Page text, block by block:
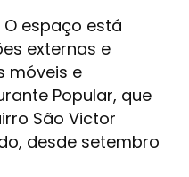
O espaço está
externas e
móveis e
Popular, que
São Victor
desde setembro